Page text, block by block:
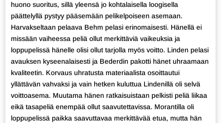
huono suoritus, sillä yleensä jo kohtalaisella loogisella
päättelyllä pystyy pääsemään pelikelpoiseen asemaan.
Harvakseltaan pelaava Behm pelasi erinomaisesti. Hänellä ei
missään vaiheessa peliä ollut merkittäviä vaikeuksia ja
loppupelissä hänelle olisi ollut tarjolla myös voitto. Linden pelasi
avauksen kyseenalaisesti ja Bederdin pakotti hänet uhraamaan
kvaliteetin. Korvaus uhratusta materiaalista osoittautui
yllättävän vahvaksi ja vain hetken kuluttua Lindenillä oli selvä
voittoasema. Muutama hänen ratkaisuistaan pelkisti peliä liikaa
eikä tasapeliä enempää ollut saavutettavissa. Morantilla oli
loppupelissä paikka saavuttavaa merkittävää etua, mutta hän